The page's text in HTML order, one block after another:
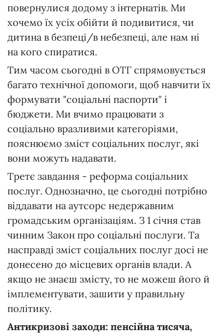
повернулися додому з інтернатів. Ми
хочемо їх усіх обійти й подивитися, чи
дитина в безпеці/в небезпеці, але нам ні
на кого спиратися.
Тим часом сьогодні в ОТГ спрямовується
багато технічної допомоги, щоб навчити їх
формувати "соціальні паспорти" і
бюджети. Ми вчимо працювати з
соціально вразливими категоріями,
пояснюємо зміст соціальних послуг, які
вони можуть надавати.
Третє завдання - реформа соціальних
послуг. Однозначно, це сьогодні потрібно
віддавати на аутсорс недержавним
громадським організаціям. З 1 січня став
чинним Закон про соціальні послуги. Та
насправді зміст соціальних послуг досі не
донесено до місцевих органів влади. А
якщо не знаєш змісту, то не можеш його й
імплементувати, зашити у правильну
політику.
Антикризові заходи: пенсійна тисяча,